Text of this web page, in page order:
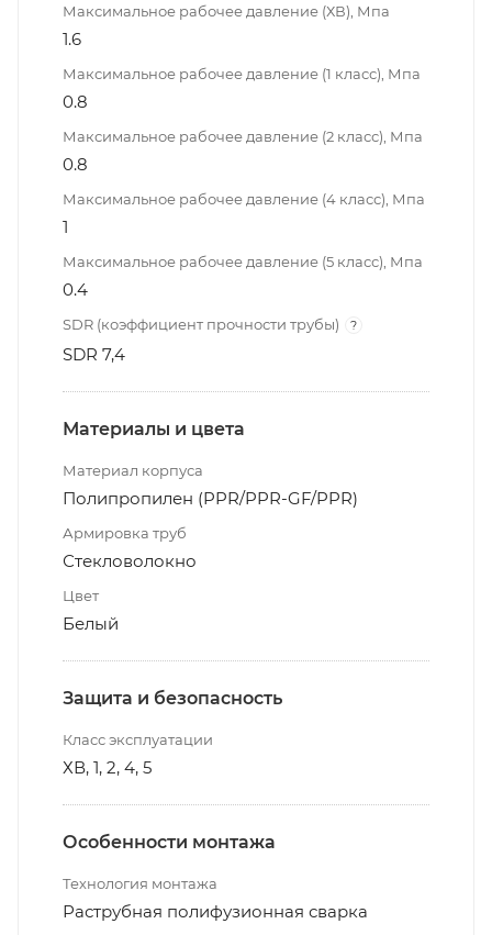
Максимальное рабочее давление (ХВ), Мпа
1.6
Максимальное рабочее давление (1 класс), Мпа
0.8
Максимальное рабочее давление (2 класс), Мпа
0.8
Максимальное рабочее давление (4 класс), Мпа
1
Максимальное рабочее давление (5 класс), Мпа
0.4
SDR (коэффициент прочности трубы) ?
SDR 7,4
Материалы и цвета
Материал корпуса
Полипропилен (PPR/PPR-GF/PPR)
Армировка труб
Стекловолокно
Цвет
Белый
Защита и безопасность
Класс эксплуатации
ХВ, 1, 2, 4, 5
Особенности монтажа
Технология монтажа
Раструбная полифузионная сварка